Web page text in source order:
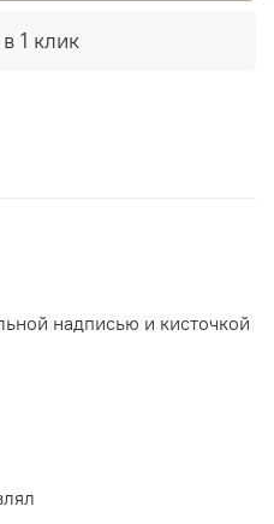
1 клик
надписью и кисточкой
любую)